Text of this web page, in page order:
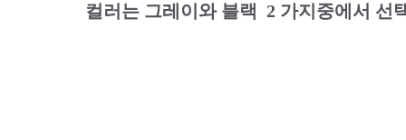
컬러는 그레이와 블랙 2 가지중에서 선